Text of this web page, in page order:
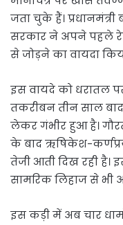
जता चुके हैं।
सरकार ने अपने पहले
से जोड़ने का वायदा
इस वायदे को धरातल
तकरीबन तीन साल
लेकर गंभीर हुआ है।
के बाद ऋषिकेश-
तेजी आती दिख रही है।
सामरिक लिहाज से भी
इस कड़ी में अब चार